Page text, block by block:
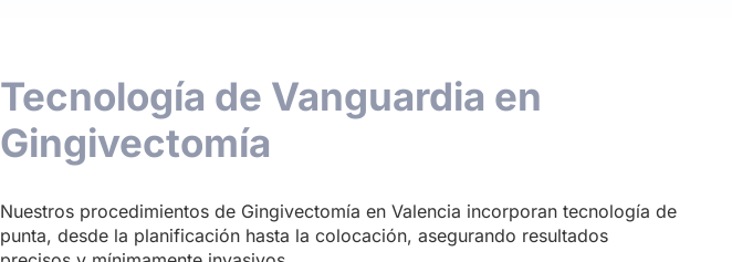
Tecnología de Vanguardia en
Gingivectomía
Nuestros procedimientos de Gingivectomía en Valencia incorporan tecnología de
punta, desde la planificación hasta la colocación, asegurando resultados